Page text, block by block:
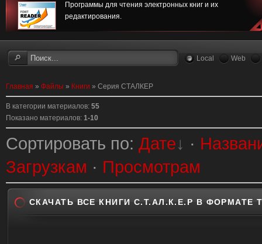
Программы для чтения электронных книг и их
редактирования.
Local Web
Главная » Файлы » Книги » Серия СТАЛКЕР
В категории материалов: 55
Показано материалов: 1-10
Сортировать по: Дате ·
Загрузкам · Просмотрам
СКАЧАТЬ ВСЕ КНИГИ С.Т.АЛ.К.Е.Р В ФОРМАТЕ